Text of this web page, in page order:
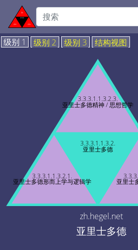
级别 1 级别 2 级别 3 结构视图
3.3.3.1.1.3.2.
亚里士多德
3.3.3.1.1.3.2.1.
亚里士多德形而上学与逻辑学 亚里士
3.3.3.1.1.3.2.3.
亚里士多德精神 / 思想哲学
zh.hegel.net
亚里士多德